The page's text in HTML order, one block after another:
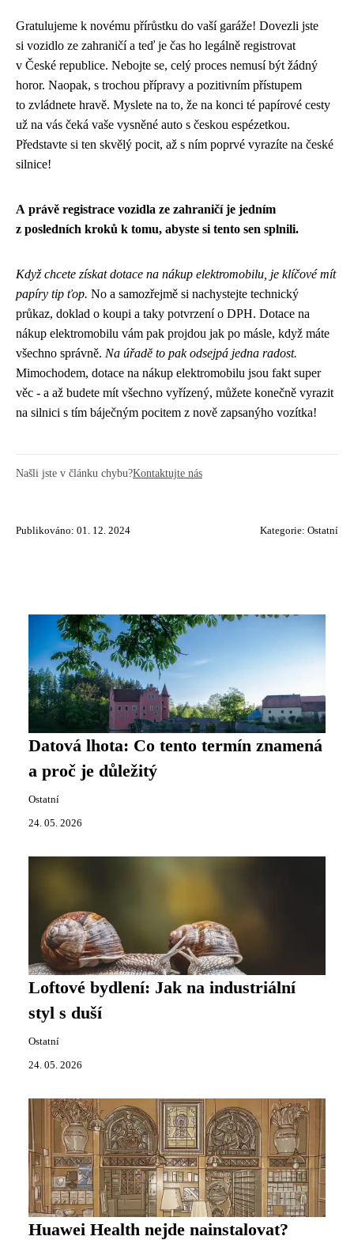
Gratulujeme k novému přírůstku do vaší garáže! Dovezli jste
si vozidlo ze zahraničí a teď je čas ho legálně registrovat
v České republice. Nebojte se, celý proces nemusí být žádný
horor. Naopak, s trochou přípravy a pozitivním přístupem
to zvládnete hravě. Myslete na to, že na konci té papírové cesty
už na vás čeká vaše vysněné auto s českou espézetkou.
Představte si ten skvělý pocit, až s ním poprvé vyrazíte na české
silnice!
A právě registrace vozidla ze zahraničí je jedním
z posledních kroků k tomu, abyste si tento sen splnili.
Když chcete získat dotace na nákup elektromobilu, je klíčové mít
papíry tip ťop. No a samozřejmě si nachystejte technický
průkaz, doklad o koupi a taky potvrzení o DPH. Dotace na
nákup elektromobilu vám pak projdou jak po másle, když máte
všechno správně. Na úřadě to pak odsejpá jedna radost.
Mimochodem, dotace na nákup elektromobilu jsou fakt super
věc - a až budete mít všechno vyřízený, můžete konečně vyrazit
na silnici s tím báječným pocitem z nově zapsanýho vozítka!
Našli jste v článku chybu?Kontaktujte nás
Publikováno: 01. 12. 2024 Kategorie: Ostatní
Datová lhota: Co tento termín znamená
a proč je důležitý
Ostatní
24. 05. 2026
Loftové bydlení: Jak na industriální
styl s duší
Ostatní
24. 05. 2026
Huawei Health nejde nainstalovat?